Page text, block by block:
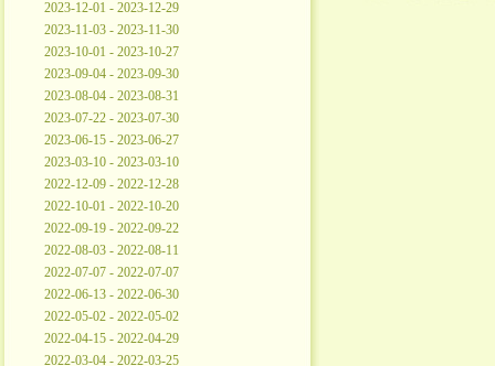
2023-12-01 - 2023-12-29
2023-11-03 - 2023-11-30
2023-10-01 - 2023-10-27
2023-09-04 - 2023-09-30
2023-08-04 - 2023-08-31
2023-07-22 - 2023-07-30
2023-06-15 - 2023-06-27
2023-03-10 - 2023-03-10
2022-12-09 - 2022-12-28
2022-10-01 - 2022-10-20
2022-09-19 - 2022-09-22
2022-08-03 - 2022-08-11
2022-07-07 - 2022-07-07
2022-06-13 - 2022-06-30
2022-05-02 - 2022-05-02
2022-04-15 - 2022-04-29
2022-03-04 - 2022-03-25